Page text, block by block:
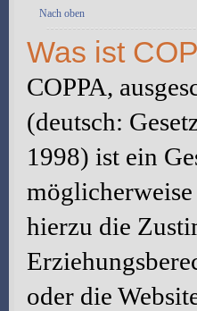
Nach oben
Was ist
COPPA,
(deutsch:
1998) ist ein
hierzu die
oder die